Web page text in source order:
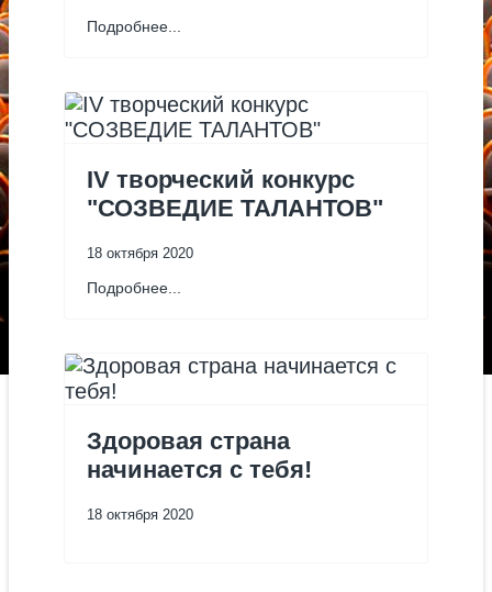
Подробнее...
IV творческий конкурс
"СОЗВЕДИЕ ТАЛАНТОВ"
18 октября 2020
Подробнее...
Здоровая страна
начинается с тебя!
18 октября 2020